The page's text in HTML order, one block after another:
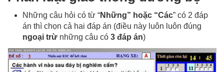
Những câu hỏi có từ “Những” hoặc “Các” có 2 đáp
án thì chọn cả hai đáp án (điều này luôn luôn đúng
ngoại trừ những câu có 3 đáp án)